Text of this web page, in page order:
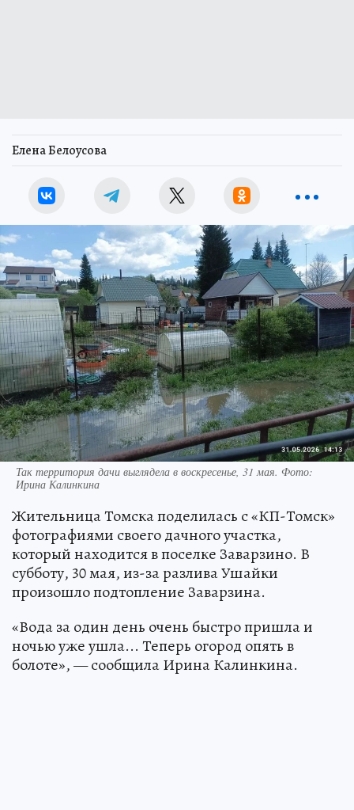
Елена Белоусова
Так территория дачи выглядела в воскресенье, 31 мая. Фото:
Ирина Калинкина
Жительница Томска поделилась с «КП-Томск»
фотографиями своего дачного участка,
который находится в поселке Заварзино. В
субботу, 30 мая, из-за разлива Ушайки
произошло подтопление Заварзина.
«Вода за один день очень быстро пришла и
ночью уже ушла... Теперь огород опять в
болоте», — сообщила Ирина Калинкина.